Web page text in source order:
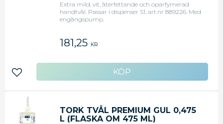
Extra mild, vit, återfettande och oparfymerad
handtvål. Passar i dispenser S1, art.nr 889226. Med
engångspump.
181,25 KR
Lägg till i favoriter
TORK TVÅL PREMIUM GUL 0,475
L (FLASKA OM 475 ML)